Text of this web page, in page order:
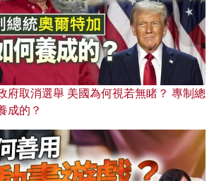
府取消選舉 美國為何視若無睹？ 專制總
成的？